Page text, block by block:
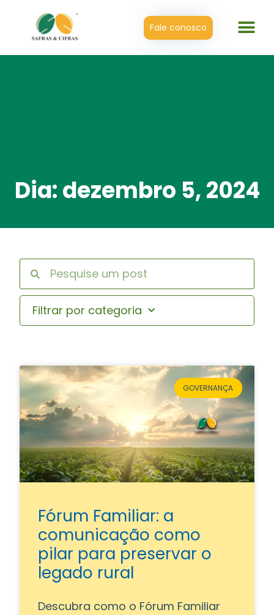
Fale conosco
Dia: dezembro 5, 2024
Filtrar por categoria
GOVERNANÇA
Fórum Familiar: a
comunicação como
pilar para preservar o
legado rural
Descubra como o Fórum Familiar